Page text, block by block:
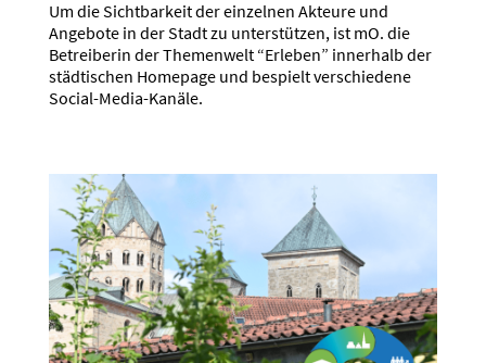
Um die Sicht­barkeit der einzelnen Akteure und
Angebote in der Stadt zu unter­stützen, ist mO. die
Betrei­berin der Themenwelt “Erleben” innerhalb der
städti­schen Homepage und bespielt verschiedene
Social-Media-Kanäle.